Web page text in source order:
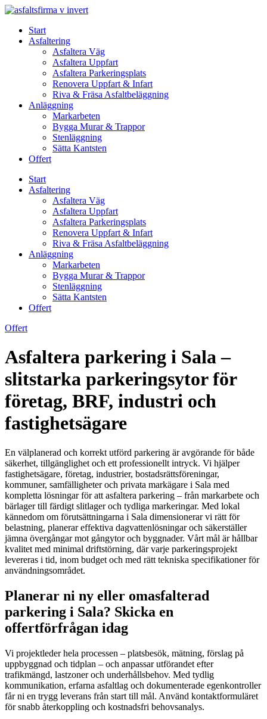
Skip
contentStart
Asfaltering
Asfaltera Väg
Asfaltera Uppfart
Asfaltera Parkeringsplats
Renovera Uppfart & Infart
Riva & Fräsa Asfaltbeläggning
Anläggning
Markarbeten
Bygga Murar & Trappor
Stenläggning
Sätta Kantsten
Offert
Start
Asfaltering
Asfaltera Väg
Asfaltera Uppfart
Asfaltera Parkeringsplats
Renovera Uppfart & Infart
Riva & Fräsa Asfaltbeläggning
Anläggning
Markarbeten
Bygga Murar & Trappor
Stenläggning
Sätta Kantsten
Offert
Offert
Asfaltera parkering i Sala –
slitstarka parkeringsytor för
företag, BRF, industri och
fastighetsägare
En välplanerad och korrekt utförd parkering är avgörande för både
säkerhet, tillgänglighet och ett professionellt intryck. Vi hjälper
fastighetsägare, företag, industrier, bostadsrättsföreningar,
kommuner, samfälligheter och privata markägare i Sala med
kompletta lösningar för att asfaltera parkering – från markarbete och
bärlager till färdigt slitlager och tydliga markeringar. Med lokal
kännedom om förutsättningarna i Sala dimensionerar vi rätt för
belastning, planerar effektiva dagvattenlösningar och säkerställer
jämna övergångar mot gångytor och byggnader. Vårt mål är hållbar
kvalitet med minimal driftstörning, där varje parkeringsprojekt
levereras i tid, inom budget och med rätt tekniska specifikationer för
användningsområdet.
Planerar ni ny eller omasfalterad
parkering i Sala? Skicka en
offertförfrågan idag
Vi projektleder hela processen – platsbesök, mätning, förslag på
uppbyggnad och tidplan – och anpassar utförandet efter
trafikmängd, lastzoner och underhållsbehov. Med tydlig
kommunikation, erfarna asfaltlag och dokumenterade egenkontroller
får ni en trygg leverans från start till mål. Använd kontaktformuläret
för snabb återkoppling och kostnadsfri behovsanalys.